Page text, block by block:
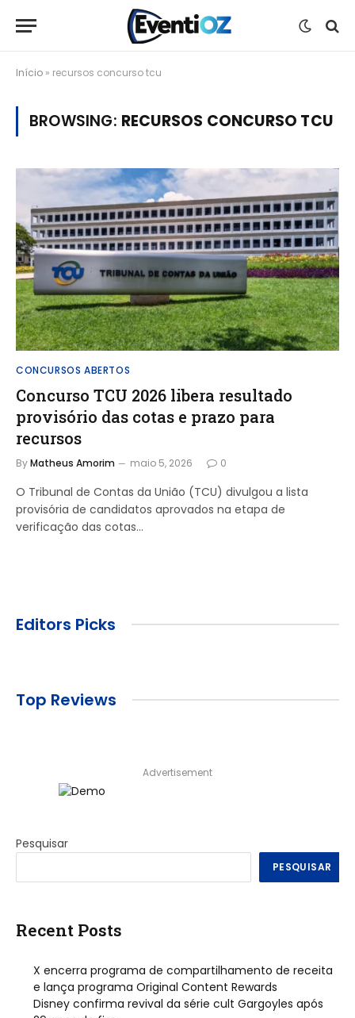
Início » recursos concurso tcu
BROWSING: RECURSOS CONCURSO TCU
CONCURSOS ABERTOS
Concurso TCU 2026 libera resultado
provisório das cotas e prazo para
recursos
ByMatheus Amorim maio 5, 2026 0
O Tribunal de Contas da União (TCU) divulgou a lista
provisória de candidatos aprovados na etapa de
verificação das cotas…
Editors Picks
Top Reviews
Advertisement
Pesquisar
PESQUISAR
Recent Posts
X encerra programa de compartilhamento de receita
e lança programa Original Content Rewards
Disney confirma revival da série cult Gargoyles após